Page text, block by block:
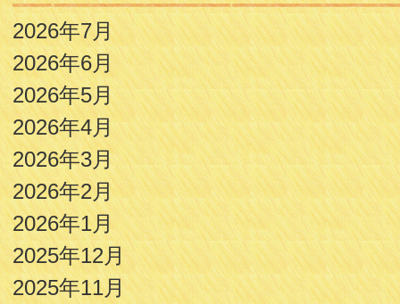
2026年7月
2026年6月
2026年5月
2026年4月
2026年3月
2026年2月
2026年1月
2025年12月
2025年11月